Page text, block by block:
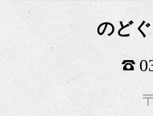
のど